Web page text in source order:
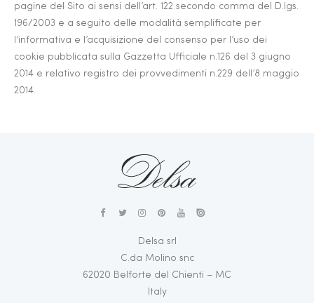
pagine del Sito ai sensi dell’art. 122 secondo comma del D.lgs.
196/2003 e a seguito delle modalità semplificate per
l’informativa e l’acquisizione del consenso per l’uso dei
cookie pubblicata sulla Gazzetta Ufficiale n.126 del 3 giugno
2014 e relativo registro dei provvedimenti n.229 dell’8 maggio
2014.
Delsa srl
C.da Molino snc
62020 Belforte del Chienti – MC
Italy